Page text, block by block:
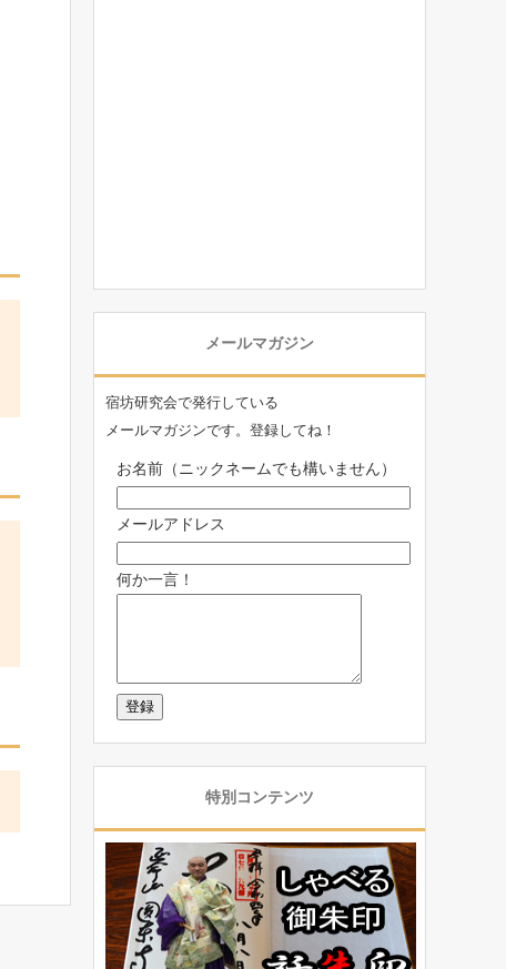
メールマガジン
宿坊研究会で発行している
メールマガジンです。登録してね！
お名前（ニックネームでも構いません）
メールアドレス
何か一言！
特別コンテンツ